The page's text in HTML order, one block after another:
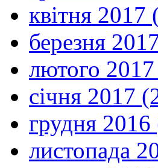
квітня 2017
березня
лютого
січня 2017
грудня
листопада